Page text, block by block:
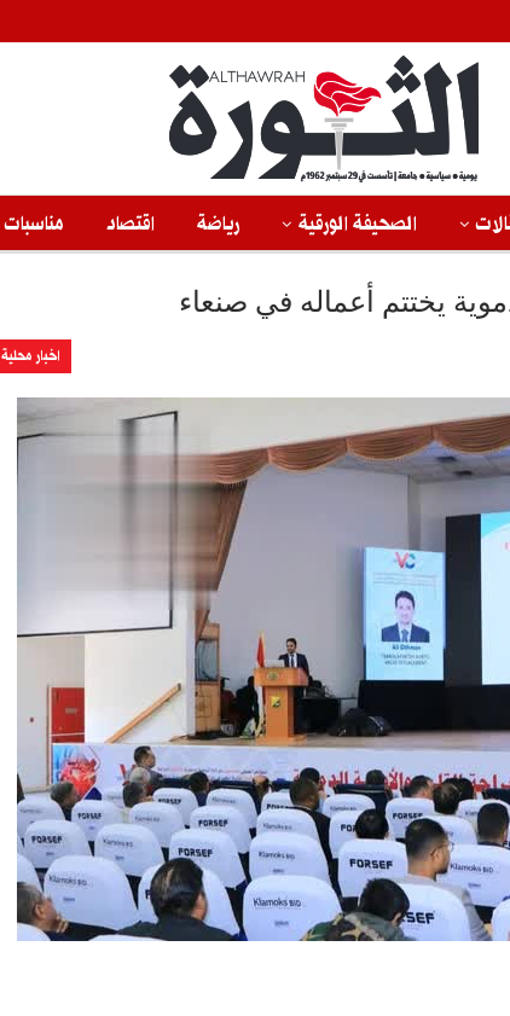
الصحيفة الورقية رياضة اقتصاد مناسبات
يختتم أعماله في صنعاء
اخبار محلية